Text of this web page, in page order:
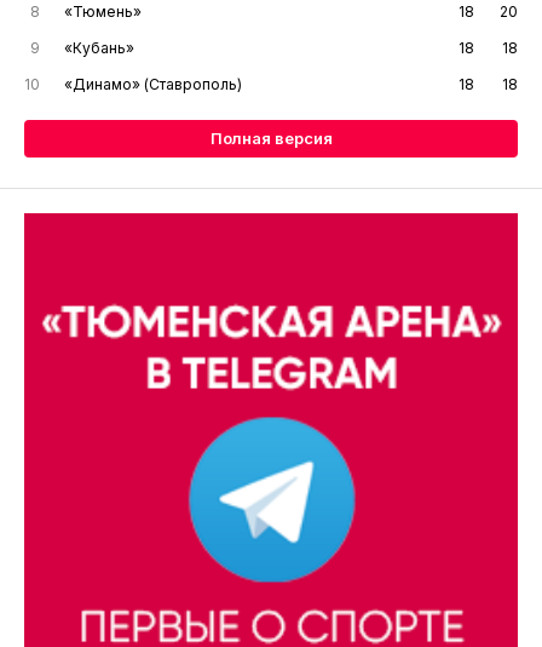
8
«Тюмень» 18
20
9
«Кубань» 18
18
10
«Динамо» (Ставрополь) 18 18
Полная версия